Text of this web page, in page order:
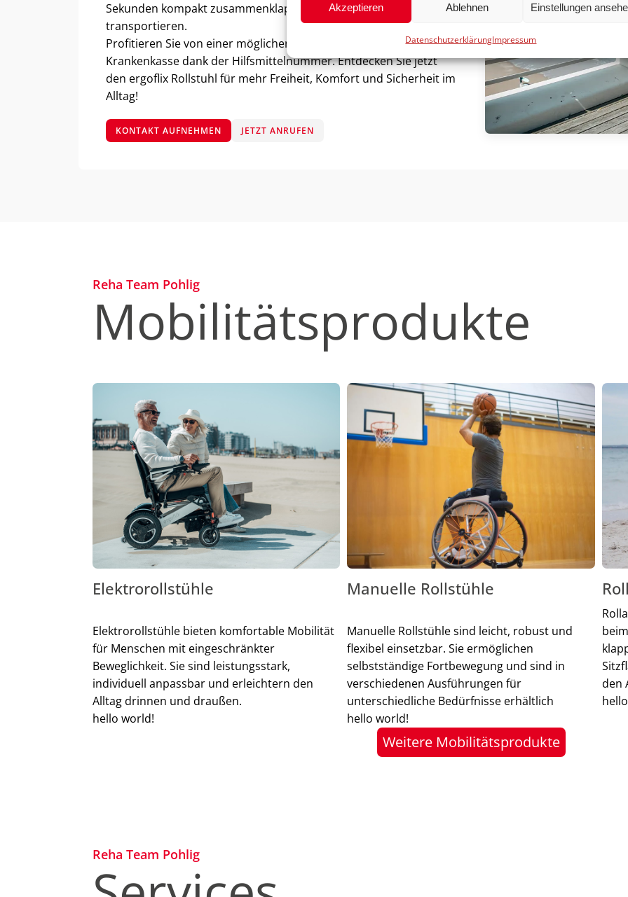
Akzeptieren Ablehnen Einstellungen
DatenschutzerklärungImpressum
Sekunden kompakt zusammenklappen und bequem im Auto
transportieren.
Profitieren Sie von einer möglichen Kostenübernahme durch Ihre
Krankenkasse dank der Hilfsmittelnummer. Entdecken Sie jetzt
den ergoflix Rollstuhl für mehr Freiheit, Komfort und Sicherheit im
Alltag!
KONTAKT AUFNEHMEN JETZT ANRUFEN
Reha Team Pohlig
Mobilitätsprodukte
Elektrorollstühle
Elektrorollstühle bieten komfortable Mobilität
für Menschen mit eingeschränkter
Beweglichkeit. Sie sind leistungsstark,
individuell anpassbar und erleichtern den
Alltag drinnen und draußen.
hello world!
Manuelle Rollstühle
Manuelle Rollstühle sind leicht, robust und
flexibel einsetzbar. Sie ermöglichen
selbstständige Fortbewegung und sind in
verschiedenen Ausführungen für
unterschiedliche Bedürfnisse erhältlich
hello world!
den
Weitere Mobilitätsprodukte
Reha Team Pohlig